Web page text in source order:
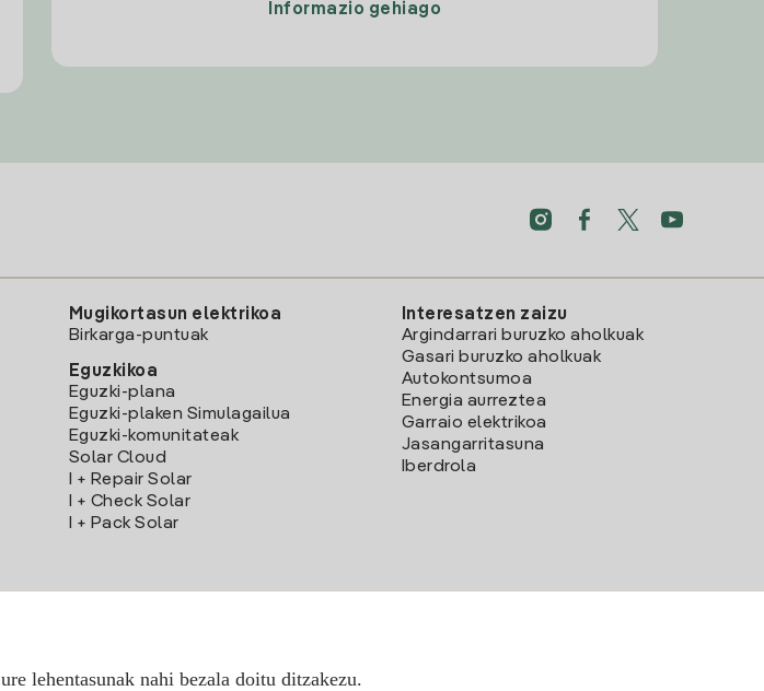
Informazio gehiago
Mugikortasun elektrikoa
Birkarga-puntuak
Eguzkikoa
Eguzki-plana
Eguzki-plaken Simulagailua
Eguzki-komunitateak
Solar Cloud
I + Repair Solar
I + Check Solar
I + Pack Solar
Interesatzen zaizu
Argindarrari buruzko aholkuak
Gasari buruzko aholkuak
Autokontsumoa
Energia aurreztea
Garraio elektrikoa
Jasangarritasuna
Iberdrola
lehentasunak nahi bezala doitu ditzakezu.